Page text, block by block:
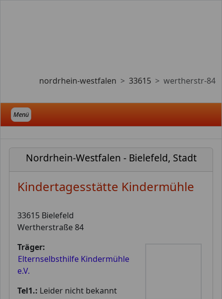
nordrhein-westfalen 33615 wertherstr-84
Menü
Nordrhein-Westfalen - Bielefeld, Stadt
Kindertagesstätte Kindermühle
33615 Bielefeld
Wertherstraße 84
Träger:
Elternselbsthilfe Kindermühle
e.V.
Tel1.: Leider nicht bekannt